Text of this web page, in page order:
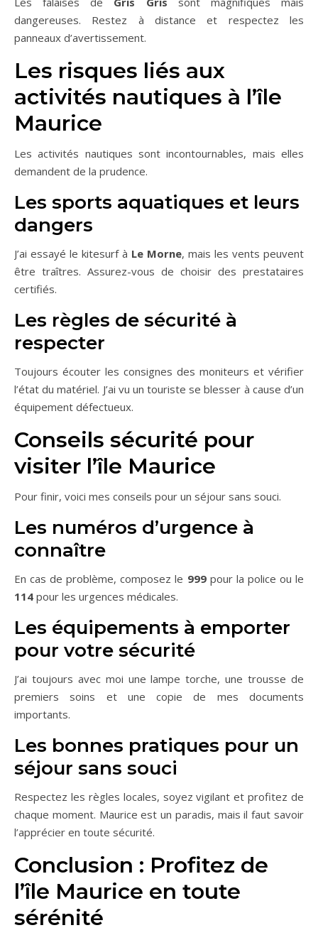
dangereuses. Restez à distance et respectez les
panneaux d’avertissement.
Les risques liés aux
activités nautiques à l’île
Maurice
Les activités nautiques sont incontournables, mais elles
demandent de la prudence.
Les sports aquatiques et leurs
dangers
J’ai essayé le kitesurf à Le Morne, mais les vents peuvent
être traîtres. Assurez-vous de choisir des prestataires
certifiés.
Les règles de sécurité à
respecter
Toujours écouter les consignes des moniteurs et vérifier
l’état du matériel. J’ai vu un touriste se blesser à cause d’un
équipement défectueux.
Conseils sécurité pour
visiter l’île Maurice
Pour finir, voici mes conseils pour un séjour sans souci.
Les numéros d’urgence à
connaître
En cas de problème, composez le 999pour la police ou le
114 pour les urgences médicales.
Les équipements à emporter
pour votre sécurité
J’ai toujours avec moi une lampe torche, une trousse de
premiers soins et une copie de mes documents
importants.
Les bonnes pratiques pour un
séjour sans souci
Respectez les règles locales, soyez vigilant et profitez de
chaque moment. Maurice est un paradis, mais il faut savoir
l’apprécier en toute sécurité.
Conclusion : Profitez de
l’île Maurice en toute
sérénité